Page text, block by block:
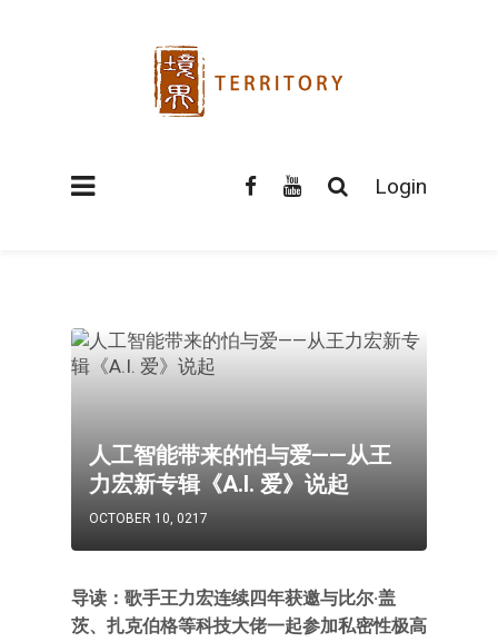
Login
人工智能带来的怕与爱——从王
力宏新专辑《A.I. 爱》说起
OCTOBER 10, 0217
导读：歌手王力宏连续四年获邀与比尔·盖
茨、扎克伯格等科技大佬一起参加私密性极高